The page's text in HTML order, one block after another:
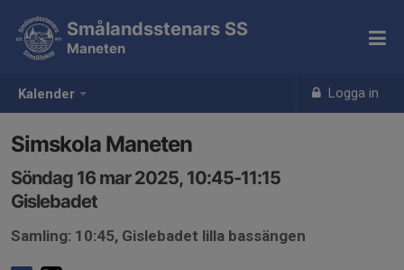
Kalender Logga in
Smålandsstenars SS
Maneten
Simskola Maneten
Söndag 16 mar 2025, 10:45-11:15
Gislebadet
Samling: 10:45, Gislebadet lilla bassängen